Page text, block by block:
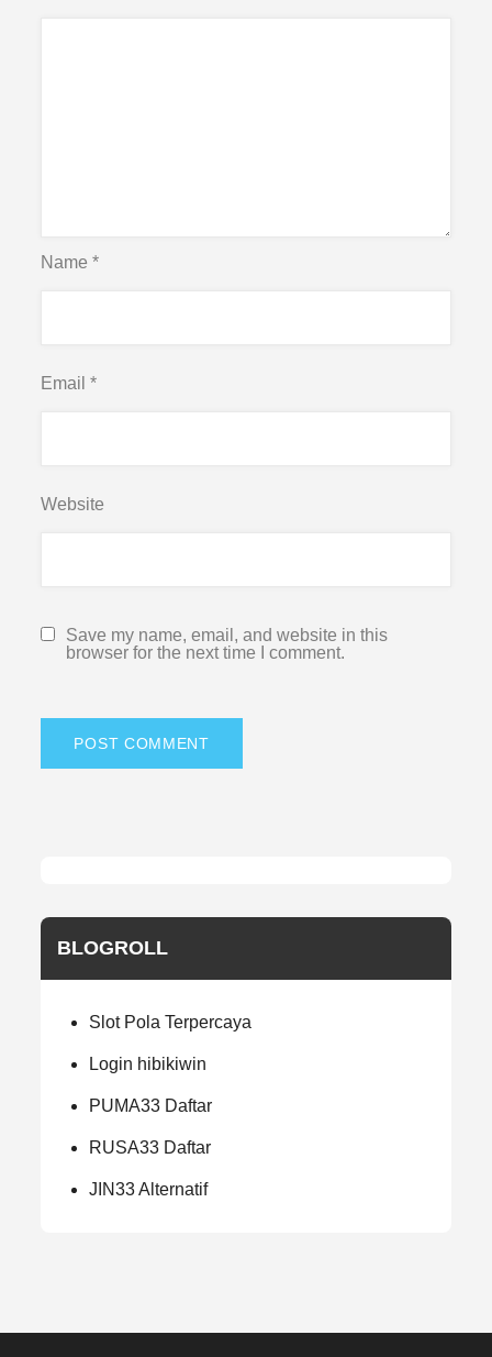
Name*
Email*
Website
Save my name, email, and website in this
browser for the next time I comment.
BLOGROLL
Slot Pola Terpercaya
Login hibikiwin
PUMA33 Daftar
RUSA33 Daftar
JIN33 Alternatif